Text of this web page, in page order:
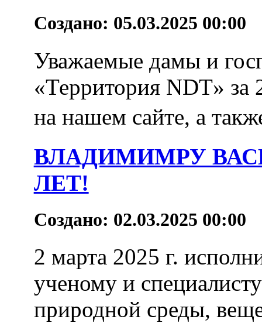
Создано: 05.03.2025 00:00
Уважаемые дамы и
«Территория NDT» за
на нашем сайте, а
ВЛАДИМИМРУ
ЛЕТ!
Создано: 02.03.2025 00:00
2 марта 2025 г.
ученому и
природной среды,